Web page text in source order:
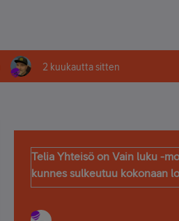
2 kuukautta sitten
Telia Yhteisö on Vain luku -
kunnes sulkeutuu kokonaan